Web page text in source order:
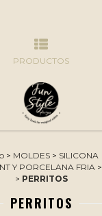
PRODUCTOS
> MOLDES > SILICONA
Y PORCELANA FRIA >
> PERRITOS
PERRITOS